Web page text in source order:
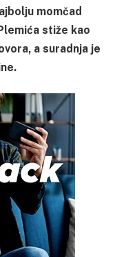
momčad
stiže kao
a suradnja je